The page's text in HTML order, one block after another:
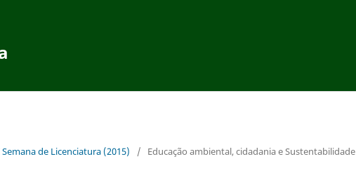
de Licenciatura (2015) / Educação ambiental, cidadania e Sustentabilidade